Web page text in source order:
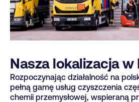
Nasza lokalizacja w
Rozpoczynając działalność na
pełną gamę usług czyszczenia
chemii przemysłowej, wspieraną